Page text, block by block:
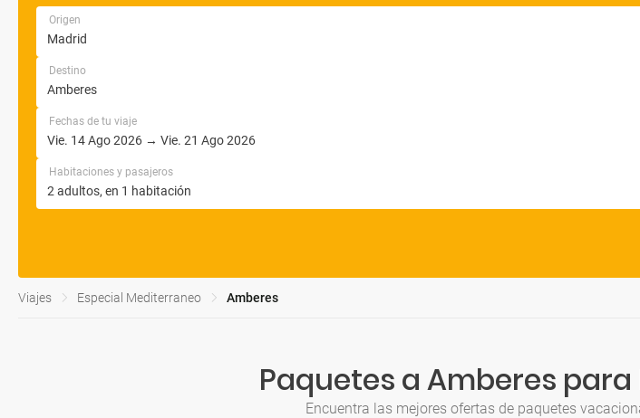
Origen
Destino
Fechas de tu viaje
Habitaciones y pasajeros
Viajes Especial Mediterraneo Amberes
Paquetes a Amberes
Encuentra las mejores ofertas de paquetes